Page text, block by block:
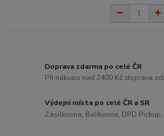
Doprava zdarma po celé ČR
Při nákupu nad 2400 Kč doprava
Výdejní místa po celé ČR a SR
Zásilkovna, Balíkovna, DPD Pickup.